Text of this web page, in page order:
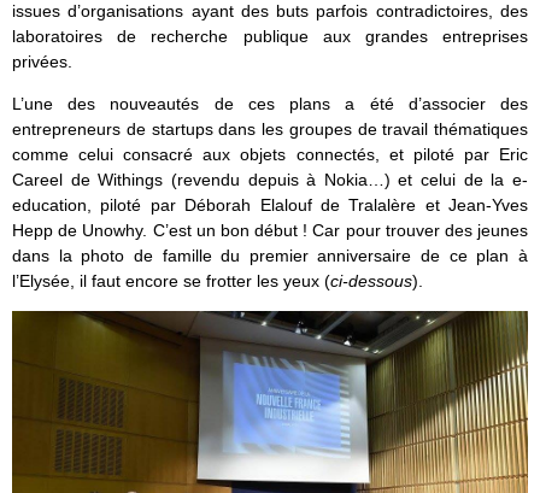
issues d’organisations ayant des buts parfois contradictoires, des
laboratoires de recherche publique aux grandes entreprises
privées.
L’une des nouveautés de ces plans a été d’associer des
entrepreneurs de startups dans les groupes de travail thématiques
comme celui consacré aux objets connectés, et piloté par Eric
Careel de Withings (revendu depuis à Nokia…) et celui de la e-
education, piloté par Déborah Elalouf de Tralalère et Jean-Yves
Hepp de Unowhy. C’est un bon début ! Car pour trouver des jeunes
dans la photo de famille du premier anniversaire de ce plan à
l’Elysée, il faut encore se frotter les yeux (ci-dessous).